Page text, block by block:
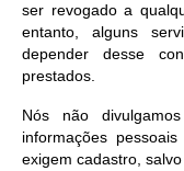
ser revogado a
entanto, alguns
depender desse
prestados.
Nós não
informações
exigem cadastro,